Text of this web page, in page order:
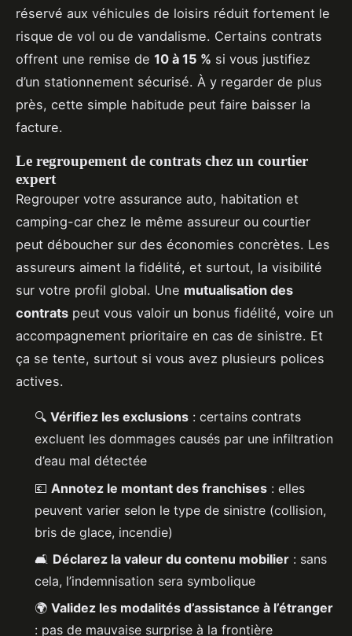
réservé aux véhicules de loisirs réduit fortement le
risque de vol ou de vandalisme. Certains contrats
offrent une remise de 10 à 15 % si vous justifiez
d’un stationnement sécurisé. À y regarder de plus
près, cette simple habitude peut faire baisser la
facture.
Le regroupement de contrats chez un courtier
expert
Regrouper votre assurance auto, habitation et
camping-car chez le même assureur ou courtier
peut déboucher sur des économies concrètes. Les
assureurs aiment la fidélité, et surtout, la visibilité
sur votre profil global. Une mutualisation des
contrats peut vous valoir un bonus fidélité, voire un
accompagnement prioritaire en cas de sinistre. Et
ça se tente, surtout si vous avez plusieurs polices
actives.
🔍 Vérifiez les exclusions : certains contrats
excluent les dommages causés par une infiltration
d’eau mal détectée
💶 Annotez le montant des franchises : elles
peuvent varier selon le type de sinistre (collision,
bris de glace, incendie)
🛋️ Déclarez la valeur du contenu mobilier : sans
cela, l’indemnisation sera symbolique
🌍 Validez les modalités d’assistance à l’étranger
: pas de mauvaise surprise à la frontière